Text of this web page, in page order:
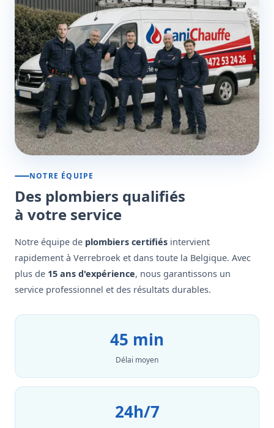
NOTRE ÉQUIPE
Des plombiers qualifiés
à votre service
Notre équipe de plombiers certifiés intervient
rapidement à Verrebroek et dans toute la Belgique. Avec
plus de 15 ans d'expérience, nous garantissons un
service professionnel et des résultats durables.
45 min
Délai moyen
24h/7